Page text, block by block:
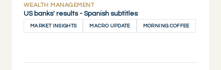
WEALTH MANAGEMENT
US banks' results - Spanish subtitles
MARKET INSIGHTS MACRO UPDATE MORNING COFFEE